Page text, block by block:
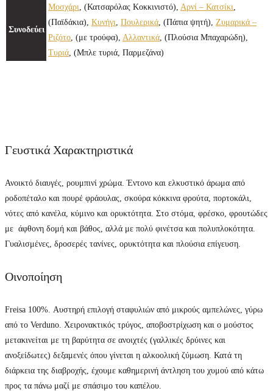
Συνοδεύει
Μοσχάρι , (Κατσαρόλας Kοκκινιστό), Αρνί – Κατσίκι
(Παϊδάκια), Κυνήγι Πουλερικά , (Πάπια ψητή), Ζυμαρικά –
Ριζότο , (με τρούφα), Αλλαντικά , (Πλούσια Μπαχαρώδη),
Τυριά , (Μπλε τυριά, Παρμεζάνα)
Γευστικά Χαρακτηριστικά
Ανοικτό διαυγές, ρουμπινί χρώμα. Έντονο και ελκυστικό άρωμα από
ροδοπέταλο και πουρέ φράουλας, σκούρα κόκκινα φρούτα, πορτοκάλι,
νότες από κανέλα, κύμινο και ορυκτότητα. Στο στόμα, φρέσκο, φρουτώδες
με άφθονη δομή και βάθος, αλλά με πολύ φινέτσα και πολυπλοκότητα.
Γυαλισμένες, δροσερές τανίνες, ορυκτότητα και πλούσια επίγευση.
Οινοποίηση
Freisa 100%. Αυστηρή επιλογή σταφυλιών από μικρούς αμπελώνες, γύρω
από το Verduno. Χειρονακτικός τρύγος, αποβοστρίχωση και ο μούστος
μετακινείται με τη βαρύτητα σε ανοιχτές (γαλλικές δρύινες και
ανοξείδωτες) δεξαμενές όπου γίνεται η αλκοολική ζύμωση. Κατά τη
διάρκεια της διαβροχής, έχουμε καθημερινή άντληση του χυμού από κάτω
προς τα πάνω μαζί με σπάσιμο του καπέλου.